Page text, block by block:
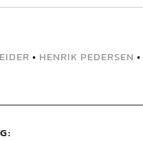
• HENRIK PEDERSEN •